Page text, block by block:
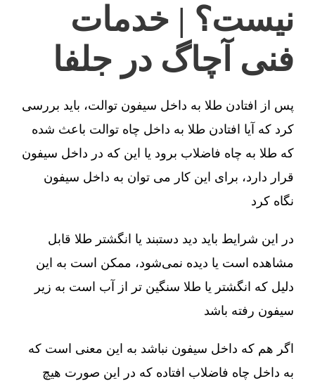
نیست؟ | خدمات
فنی آچاگ در جلفا
پس از افتادن طلا به داخل سیفون توالت، باید بررسی
کرد که آیا افتادن طلا به داخل چاه توالت باعث شده
که طلا به چاه فاضلاب برود یا این که در داخل سیفون
قرار دارد، برای این کار می توان به داخل سیفون
نگاه کرد
در این شرایط باید دید دستبند یا انگشتر طلا قابل
مشاهده است یا دیده نمی‌شود، ممکن است به این
دلیل که انگشتر یا طلا سنگین تر از آب است به زیر
سیفون رفته باشد
اگر هم که داخل سیفون نباشد به این معنی است که
به داخل چاه فاضلاب افتاده که در این صورت هیچ